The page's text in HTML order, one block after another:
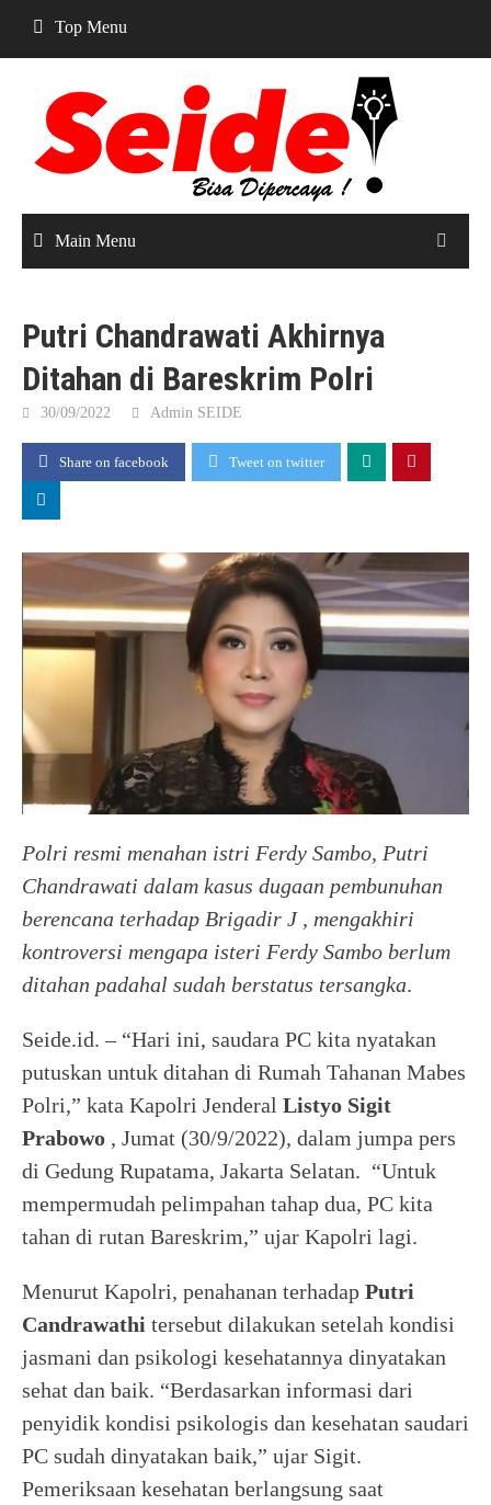
content
Top Menu
Main Menu
Putri Chandrawati Akhirnya
Ditahan di Bareskrim Polri
30/09/2022 Admin SEIDE
Share on facebook Tweet on twitter
Polri resmi menahan istri Ferdy Sambo, Putri
Chandrawati dalam kasus dugaan pembunuhan
berencana terhadap Brigadir J , mengakhiri
kontroversi mengapa isteri Ferdy Sambo berlum
ditahan padahal sudah berstatus tersangka.
Seide.id. – “Hari ini, saudara PC kita nyatakan
putuskan untuk ditahan di Rumah Tahanan Mabes
Polri,” kata Kapolri Jenderal Listyo Sigit
Prabowo , Jumat (30/9/2022), dalam jumpa pers
di Gedung Rupatama, Jakarta Selatan. “Untuk
mempermudah pelimpahan tahap dua, PC kita
tahan di rutan Bareskrim,” ujar Kapolri lagi.
Menurut Kapolri, penahanan terhadap Putri
Candrawathi tersebut dilakukan setelah kondisi
jasmani dan psikologi kesehatannya dinyatakan
sehat dan baik. “Berdasarkan informasi dari
penyidik kondisi psikologis dan kesehatan saudari
PC sudah dinyatakan baik,” ujar Sigit.
Pemeriksaan kesehatan berlangsung saat